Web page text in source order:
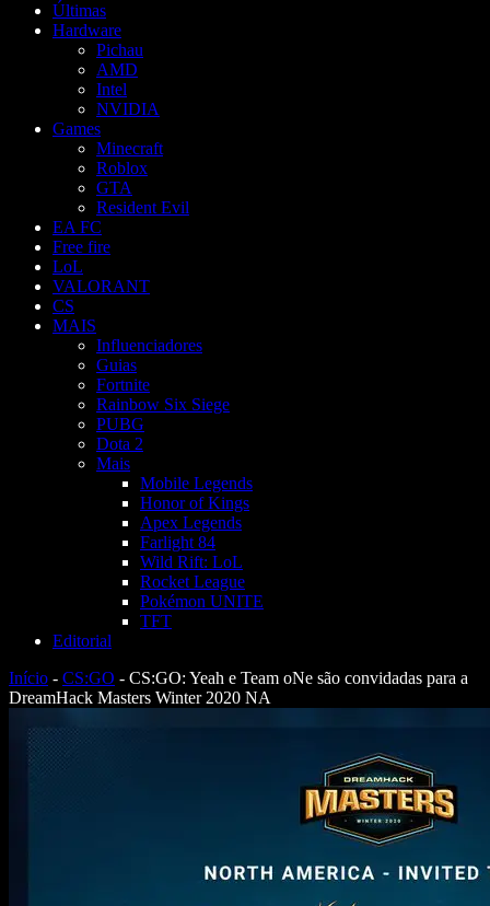
Últimas
Hardware
Pichau
AMD
Intel
NVIDIA
Games
Minecraft
Roblox
GTA
Resident Evil
EA FC
Free fire
LoL
VALORANT
CS
MAIS
Influenciadores
Guias
Fortnite
Rainbow Six Siege
PUBG
Dota 2
Mais
Mobile Legends
Honor of Kings
Apex Legends
Farlight 84
Wild Rift: LoL
Rocket League
Pokémon UNITE
TFT
Editorial
Início - CS:GO - CS:GO: Yeah e Team oNe são convidadas para a
DreamHack Masters Winter 2020 NA